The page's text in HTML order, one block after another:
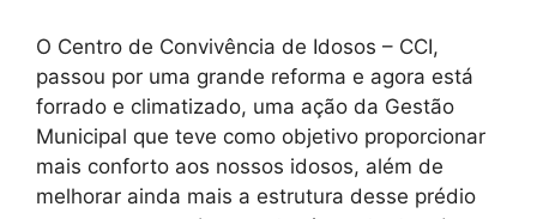
O Centro de Convivência de Idosos – CCI,
passou por uma grande reforma e agora está
forrado e climatizado, uma ação da Gestão
Municipal que teve como objetivo proporcionar
mais conforto aos nossos idosos, além de
melhorar ainda mais a estrutura desse prédio